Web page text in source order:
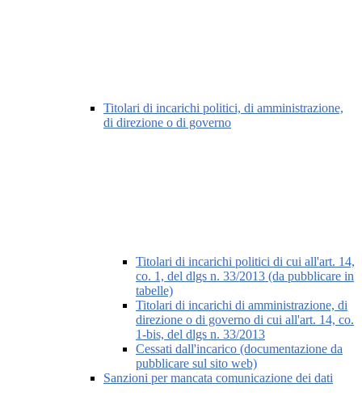
Titolari di incarichi politici, di amministrazione,
di direzione o di governo
Titolari di incarichi politici di cui all'art. 14,
co. 1, del dlgs n. 33/2013 (da pubblicare in
tabelle)
Titolari di incarichi di amministrazione, di
direzione o di governo di cui all'art. 14, co.
1-bis, del dlgs n. 33/2013
Cessati dall'incarico (documentazione da
pubblicare sul sito web)
Sanzioni per mancata comunicazione dei dati